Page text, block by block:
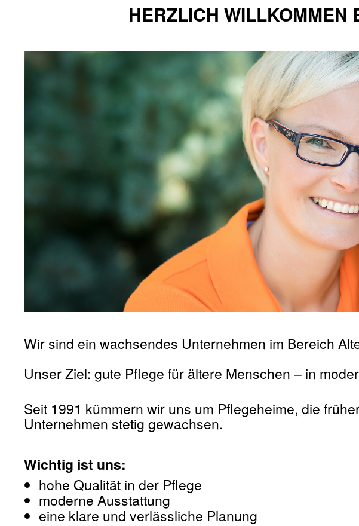
HERZLICH WILLKOMMEN
Wir sind ein wachsendes Unternehmen im Bereich
Unser Ziel: gute Pflege für ältere Menschen – in
Seit 1991 kümmern wir uns um Pflegeheime, die
Unternehmen stetig gewachsen.
Wichtig ist uns:
hohe Qualität in der Pflege
moderne Ausstattung
eine klare und verlässliche Planung